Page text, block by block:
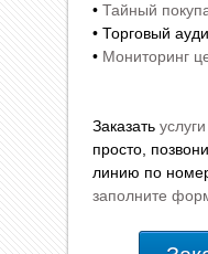
• Тайный
• Торговый
• Мониторинг
Заказать
просто,
линию по
заполните